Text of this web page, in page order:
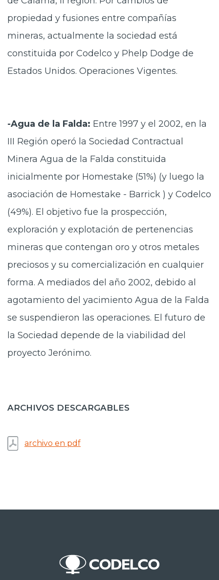
propiedad y fusiones entre compañías
mineras, actualmente la sociedad está
constituida por Codelco y Phelp Dodge de
Estados Unidos. Operaciones Vigentes.
-Agua de la Falda: Entre 1997 y el 2002, en la
III Región operó la Sociedad Contractual
Minera Agua de la Falda constituida
inicialmente por Homestake (51%) (y luego la
asociación de Homestake - Barrick ) y Codelco
(49%). El objetivo fue la prospección,
exploración y explotación de pertenencias
mineras que contengan oro y otros metales
preciosos y su comercialización en cualquier
forma. A mediados del año 2002, debido al
agotamiento del yacimiento Agua de la Falda
se suspendieron las operaciones. El futuro de
la Sociedad depende de la viabilidad del
proyecto Jerónimo.
ARCHIVOS DESCARGABLES
archivo en pdf